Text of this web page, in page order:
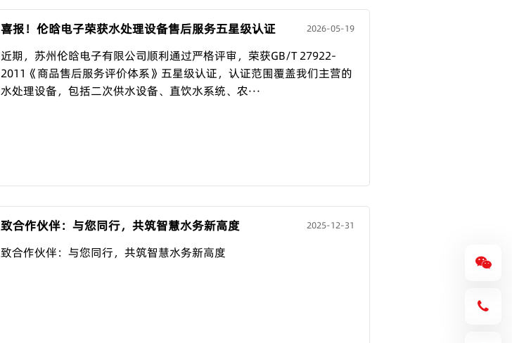
喜报！伦晗电子荣获水处理设备售后服务五星级认证 2026-05-19
近期，苏州伦晗电子有限公司顺利通过严格评审，荣获GB/T 27922-
2011《商品售后服务评价体系》五星级认证，认证范围覆盖我们主营的
水处理设备，包括二次供水设备、直饮水系统、农···
致合作伙伴：与您同行，共筑智慧水务新高度 2025-12-31
致合作伙伴：与您同行，共筑智慧水务新高度